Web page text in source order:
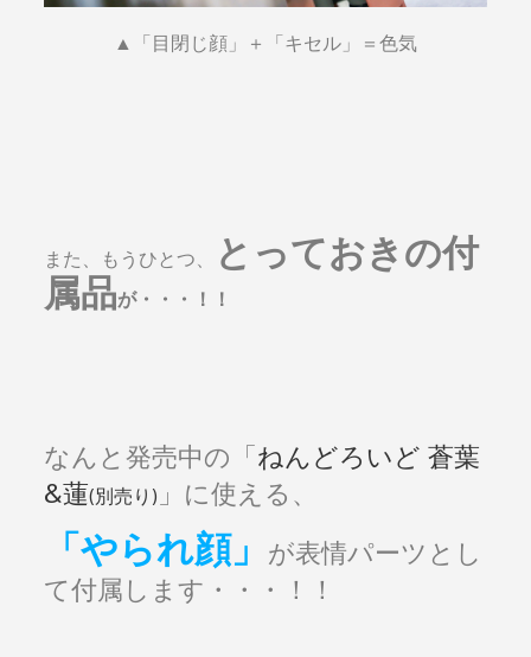
▲「目閉じ顔」＋「キセル」＝色気
また、もうひとつ、
とっておきの付
属品が・・・！！
なんと発売中の「ねんどろいど 蒼葉
&蓮(別売り) 」に使える、
「やられ顔」
が表情パーツとし
て付属します・・・！！